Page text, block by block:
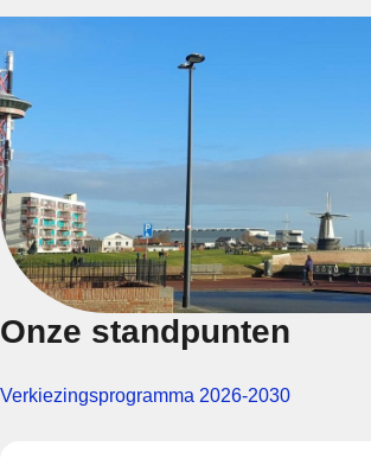
Onze standpunten
Verkiezingsprogramma 2026-2030